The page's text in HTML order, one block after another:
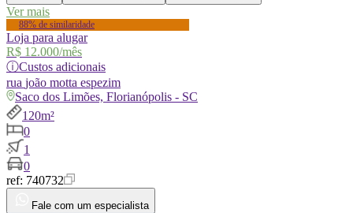
Ver mais
88% de similaridade
Loja para alugar
R$ 12.000/mês
ⓘCustos adicionais
rua joão motta espezim
Saco dos Limões, Florianópolis - SC
120m²
0
1
0
ref: 740732
Fale com um especialista